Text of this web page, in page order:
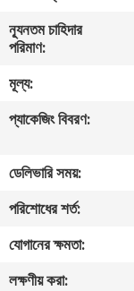
ভ্রমণ
মান
নিয়ন্ত্রণ
সাইটম্যাপ
গোপনীয়তা
নীতি
ন্যূনতম চাহিদার
পরিমাণ:
মূল্য:
প্যাকেজিং বিবরণ:
ডেলিভারি সময়:
পরিশোধের শর্ত:
যোগানের ক্ষমতা:
লক্ষণীয় করা: